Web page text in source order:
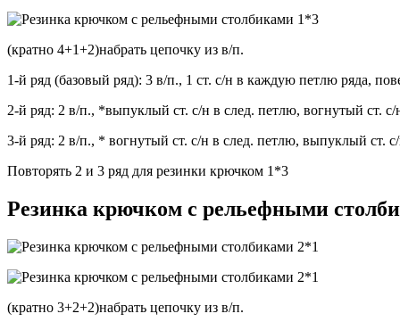
(кратно 4+1+2)набрать цепочку из в/п.
1-й ряд (базовый ряд): 3 в/п., 1 ст. с/н в каждую петлю ряда,
2-й ряд: 2 в/п., *выпуклый ст. с/н в след. петлю, вогнутый ст.
3-й ряд: 2 в/п., * вогнутый ст. с/н в след. петлю, выпуклый ст.
Повторять 2 и 3 ряд для резинки крючком 1*3
Резинка крючком с рельефными
(кратно 3+2+2)набрать цепочку из в/п.